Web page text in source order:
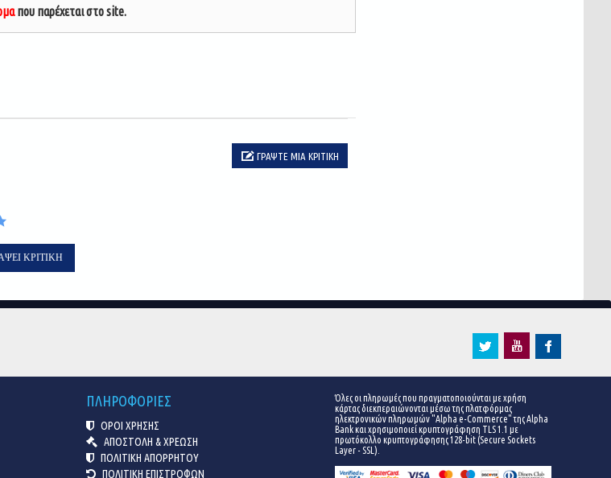
που παρέχεται στο site.
ΓΡΆΨΤΕ ΜΙΑ ΚΡΙΤΙΚΉ
ΚΡΙΤΙΚΉ
ΠΛΗΡΟΦΟΡΙΕΣ
ΟΡΟΙ ΧΡΗΣΗΣ
ΑΠΟΣΤΟΛΗ & ΧΡΕΩΣΗ
ΠΟΛΙΤΙΚΗ ΑΠΟΡΡΗΤΟΥ
ΠΟΛΙΤΙΚΗ ΕΠΙΣΤΡΟΦΩΝ
Όλες οι πληρωμές που πραγματοποιούνται με χρήση
κάρτας διεκπεραιώνονται μέσω της πλατφόρμας
ηλεκτρονικών πληρωμών "Alpha e-Commerce" της Alpha
Bank και χρησιμοποιεί κρυπτογράφηση TLS 1.1 με
πρωτόκολλο κρυπτογράφησης 128-bit (Secure Sockets
Layer - SSL).